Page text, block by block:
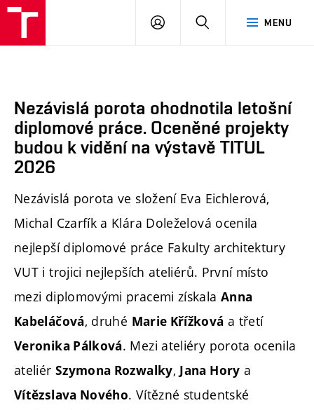
MENU
PŘIHLÁSIT
Nezávislá porota ohodnotila letošní
diplomové práce. Oceněné projekty
budou k vidění na výstavě TITUL
2026
Nezávislá porota ve složení Eva Eichlerová,
Michal Czarfík a Klára Doleželová ocenila
nejlepší diplomové práce Fakulty architektury
VUT i trojici nejlepších ateliérů. První místo
mezi diplomovými pracemi získala Anna
Kabeláčová, druhé Marie Křížková a třetí
Veronika Pálková. Mezi ateliéry porota ocenila
ateliér Szymona Rozwalky, Jana Hory a
Vítězslava Nového. Vítězné studentské